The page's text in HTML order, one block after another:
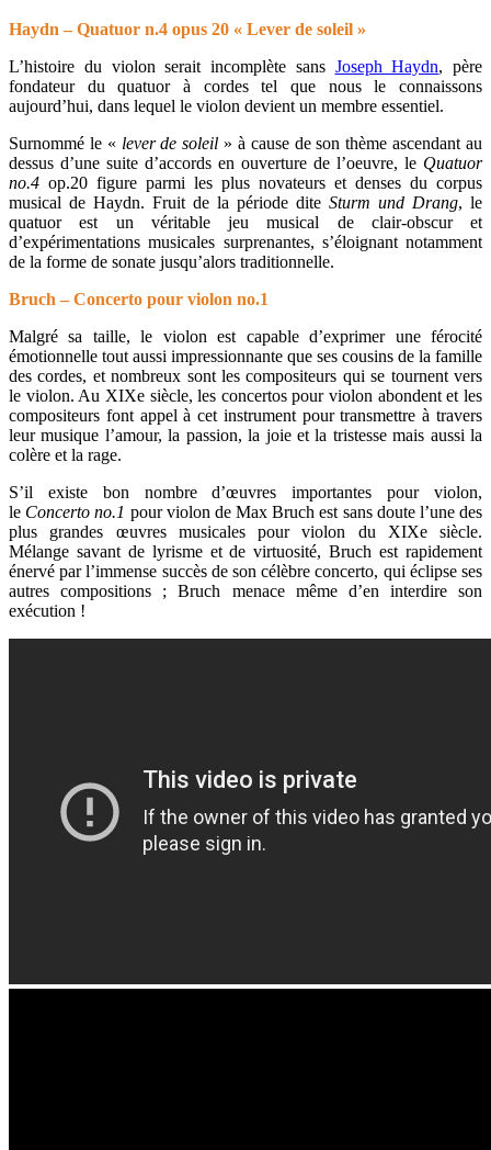
Haydn – Quatuor n.4 opus 20 « Lever de soleil »
L’histoire du violon serait incomplète sans Joseph Haydn, père
fondateur du quatuor à cordes tel que nous le connaissons
aujourd’hui, dans lequel le violon devient un membre essentiel.
Surnommé le « lever de soleil » à cause de son thème ascendant au
dessus d’une suite d’accords en ouverture de l’oeuvre, le Quatuor
no.4 op.20 figure parmi les plus novateurs et denses du corpus
musical de Haydn. Fruit de la période dite Sturm und Drang, le
quatuor est un véritable jeu musical de clair-obscur et
d’expérimentations musicales surprenantes, s’éloignant notamment
de la forme de sonate jusqu’alors traditionnelle.
Bruch – Concerto pour violon no.1
Malgré sa taille, le violon est capable d’exprimer une férocité
émotionnelle tout aussi impressionnante que ses cousins de la famille
des cordes, et nombreux sont les compositeurs qui se tournent vers
le violon. Au XIXe siècle, les concertos pour violon abondent et les
compositeurs font appel à cet instrument pour transmettre à travers
leur musique l’amour, la passion, la joie et la tristesse mais aussi la
colère et la rage.
S’il existe bon nombre d’œuvres importantes pour violon,
le Concerto no.1 pour violon de Max Bruch est sans doute l’une des
plus grandes œuvres musicales pour violon du XIXe siècle.
Mélange savant de lyrisme et de virtuosité, Bruch est rapidement
énervé par l’immense succès de son célèbre concerto, qui éclipse ses
autres compositions ; Bruch menace même d’en interdire son
exécution !